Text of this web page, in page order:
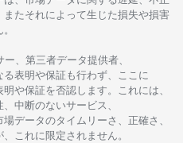
またそれに よって生じた損失や損害
、 第三者データ提供者、
る表明や保証も行わず、
ここに
明や保証を否認し ます。
これには、
中断のないサービス、
場データのタイムリーさ、正確さ、
、これに限定さ れません。